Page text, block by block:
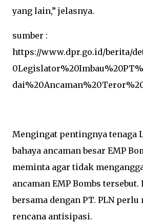
yang lain,” jelasnya.
sumber :
https://www.dpr.go.id/berita/
Mengingat pentingnya tenaga
bahaya ancaman besar EMP
meminta agar tidak
ancaman EMP Bombs
bersama dengan PT. PLN
rencana antisipasi.